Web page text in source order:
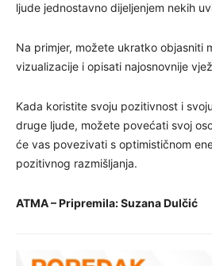
ljude jednostavno dijeljenjem nekih
Na primjer, možete ukratko objasniti
vizualizacije i opisati najosnovnije
Kada koristite svoju pozitivnost i
druge ljude, možete povećati svoj
će vas povezivati s optimističnom
pozitivnog razmišljanja.
ATMA – Pripremila: Suzana Dulčić